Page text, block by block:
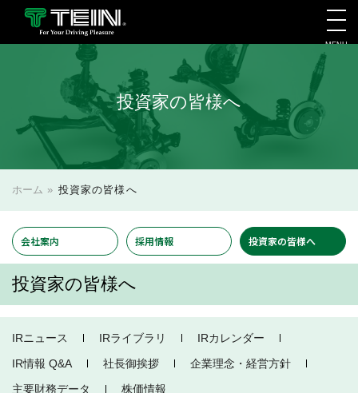
会社案内・採用・IR
MENU
投資家の皆様へ
ホーム » 投資家の皆様へ
会社案内 採用情報 投資家の皆様へ
投資家の皆様へ
IRニュース IRライブラリ
IRカレンダー
IR情報 Q&A
社長御挨拶
企業理念・経営方針
主要財務データ
株価情報